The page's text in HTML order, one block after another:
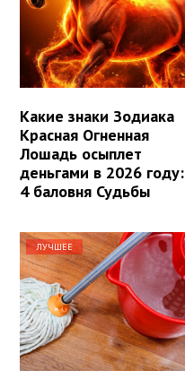
Какие знаки Зодиака
Красная Огненная
Лошадь осыплет
деньгами в 2026 году:
4 баловня Судьбы
ЛУЧШЕЕ